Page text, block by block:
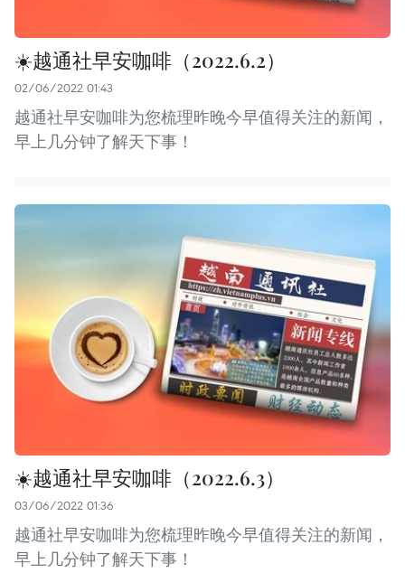
☀️越通社早安咖啡（2022.6.2）
02/06/2022 01:43
越通社早安咖啡为您梳理昨晚今早值得关注的新闻，
早上几分钟了解天下事！
☀️越通社早安咖啡（2022.6.3）
03/06/2022 01:36
越通社早安咖啡为您梳理昨晚今早值得关注的新闻，
早上几分钟了解天下事！